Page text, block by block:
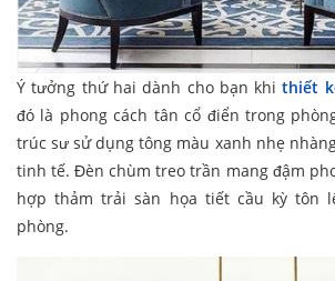
Ý tưởng thứ hai dành cho bạn khithiết
đó là phong cách tân cổ điển trong
trúc sư sử dụng tông màu xanh nhẹ
tinh tế. Đèn chùm treo trần mang đậm
hợp thảm trải sàn họa tiết cầu kỳ tôn
phòng.